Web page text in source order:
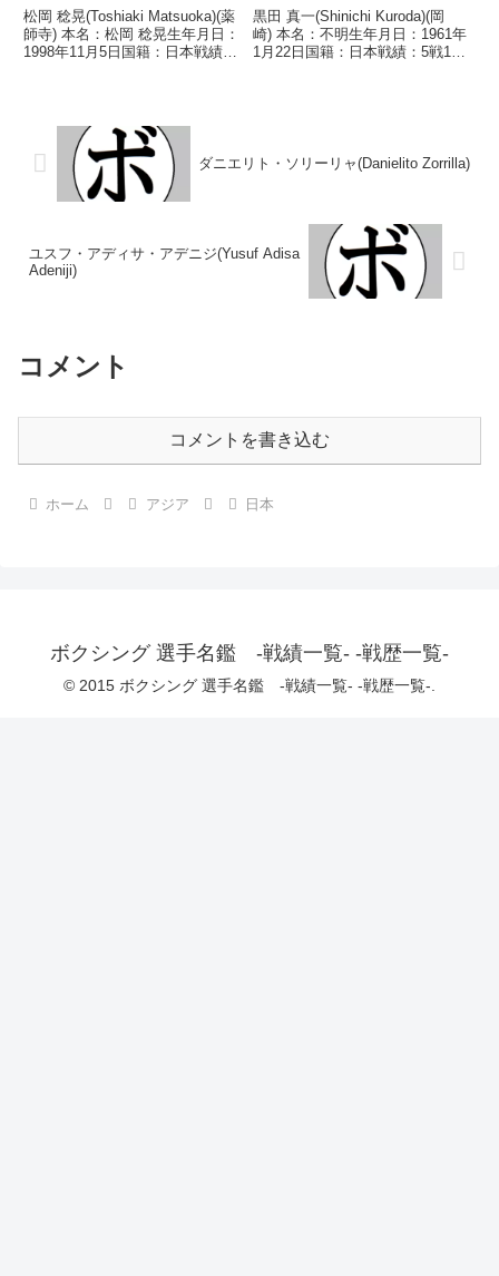
松岡 稔晃(Toshiaki Matsuoka)(薬
師寺) 本名：松岡 稔晃生年月日：
1998年11月5日国籍：日本戦績：
黒田 真一(Shinichi Kuroda)(岡
崎) 本名：不明生年月日：1961年
1月22日国籍：日本戦績：5戦1勝
ダニエリト・ソリーリャ(Danielito Zorrilla)
ユスフ・アディサ・アデニジ(Yusuf Adisa
Adeniji)
コメント
コメントを書き込む
ホーム アジア 日本
ボクシング 選手名鑑 -戦績一覧- -戦歴一覧-
© 2015 ボクシング 選手名鑑 -戦績一覧- -戦歴一覧-.